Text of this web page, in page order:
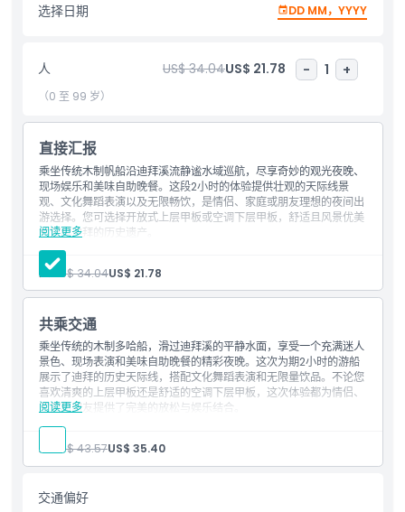
包含项
接车时间 送车时间
排除项
不适合
营业时间
需要了解的事项
位置
取消政策
选择日期 DD MM，YYYY
人 US$ 34.04US$ 21.78 - 1 +
（0 至 99 岁）
直接汇报
乘坐传统木制帆船沿迪拜溪流静谧水域巡航，尽享奇妙的观光夜晚、
现场娱乐和美味自助晚餐。这段2小时的体验提供壮观的天际线景
观、文化舞蹈表演以及无限畅饮，是情侣、家庭或朋友理想的夜间出
游选择。您可选择开放式上层甲板或空调下层甲板，舒适且风景优美
地穿越迪拜的历史遗产。
阅读更多
包含内容
2小时游船及晚餐
欢迎饮品
无限量国际自助餐
现场DJ、塔努拉舞
木偶表演
现场歌唱
卡拉OK（客人可自由演唱歌曲）
入场费 - 迪拜溪达木帆船游
指定接送区域：迪拉区、迪拜布尔迪拜区、朱美拉一区、商务
游览路线
经过麦克图姆大桥、谢赫马里亚姆宫、黄金俱乐部景观、艾尔贾
达夫海滨、加鲁德桥、迪拜市中心及哈利法塔景观，最后停靠迪
人:US$ 34.04US$ 21.78
共乘交通
乘坐传统的木制多哈船，滑过迪拜溪的平静水面，享受一个充满迷人
景色、现场表演和美味自助晚餐的精彩夜晚。这次为期2小时的游船
展示了迪拜的历史天际线，搭配文化舞蹈表演和无限量饮品。不论您
喜欢清爽的上层甲板还是舒适的空调下层甲板，这次体验都为情侣、
家庭和朋友提供了完美的放松与娱乐结合。
阅读更多
包含内容
2小时游船及晚餐
欢迎饮品
无限量软饮料
现场DJ，Tanura舞
人: US$ 43.57US$ 35.40
交通偏好